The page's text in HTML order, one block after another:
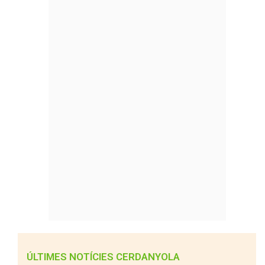
ÚLTIMES NOTÍCIES CERDANYOLA